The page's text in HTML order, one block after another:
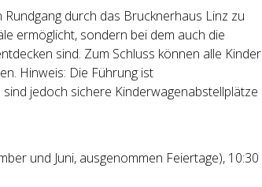
durch das Brucknerhaus Linz zu
ermöglicht, sondern bei dem auch die
sind. Zum Schluss können alle Kinder
Hinweis: Die Führung ist
jedoch sichere Kinderwagenabstellplätze
und Juni, ausgenommen Feiertage), 10:30